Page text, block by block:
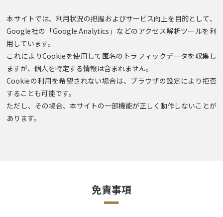
本サイトでは、利用状況の把握およびサービス向上を目的として、
Google社の「Google Analytics」などのアクセス解析ツールを利
用しています。
これによりCookieを使用して匿名のトラフィックデータを収集し
ますが、個人を特定する情報は含まれません。
Cookieの利用を希望されない場合は、ブラウザの設定により拒否
することも可能です。
ただし、その場合、本サイトの一部機能が正しく動作しないことが
あります。
免責事項
ー